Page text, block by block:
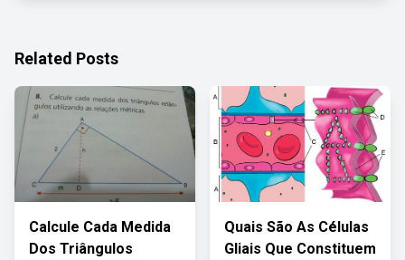
Related Posts
Calcule Cada Medida
Dos Triângulos
Quais São As Células
Gliais Que Constituem